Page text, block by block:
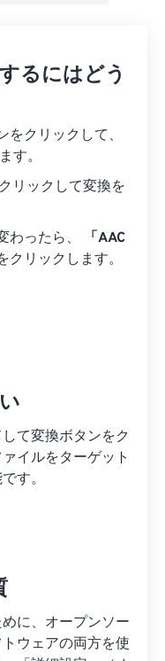
るにはどう
をクリックして、
す。
リックして変換を
わったら、
「AAC
クリックします。
て変換ボタンをク
イルをターゲット
す。
に、オープンソー
ウェアの両方を使